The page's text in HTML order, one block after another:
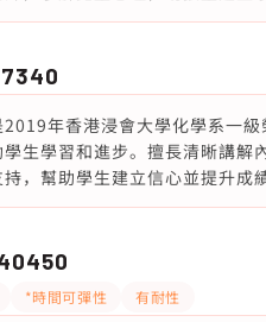
年香港浸會大學化學系一
生學習和進步。擅長清晰講解
，幫助學生建立信心並提升成績
*時間可彈性 有耐性